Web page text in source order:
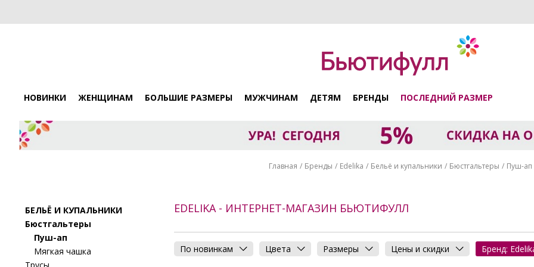
НОВИНКИ ЖЕНЩИНАМ БОЛЬШИЕ РАЗМЕРЫ МУЖЧИНАМ ДЕТЯМ БРЕНДЫ ПОСЛЕДНИЙ РАЗМЕР
Главная Бренды Edelika Бельё и купальники Бюстгальтеры Пуш-ап
БЕЛЬЁ И КУПАЛЬНИКИ
Бюстгальтеры
Пуш-ап
Мягкая чашка
Трусы
EDELIKA - ИНТЕРНЕТ-МАГАЗИН БЬЮТИФУЛЛ
По новинкам Цвета Размеры Цены и скидки Бренд: